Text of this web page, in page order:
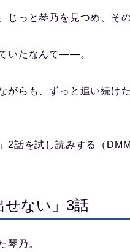
じっと琴乃を見つめ、そ
いたなんて――。
がらも、ずっと追い続け
」2話を試し読みする（
せない」3話
琴乃。